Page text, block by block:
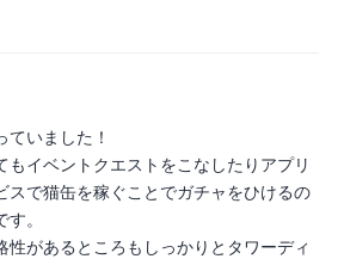
ていました！
もイベントクエストをこなしたりアプリ
スで猫缶を稼ぐことでガチャをひけるの
。
性があるところもしっかりとタワーディ